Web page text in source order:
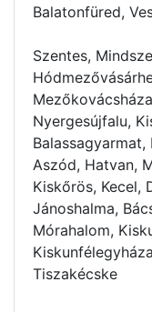
Balatonfüred,
Szentes,
Nyergesújfalu,
Balassagyarmat,
Aszód, Hatvan,
Kiskőrös, Kecel,
Jánoshalma,
Mórahalom,
Tiszakécske